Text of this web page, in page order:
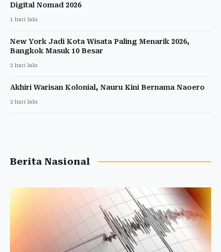
Digital Nomad 2026
1 hari lalu
New York Jadi Kota Wisata Paling Menarik 2026,
Bangkok Masuk 10 Besar
2 hari lalu
Akhiri Warisan Kolonial, Nauru Kini Bernama Naoero
2 hari lalu
Berita Nasional